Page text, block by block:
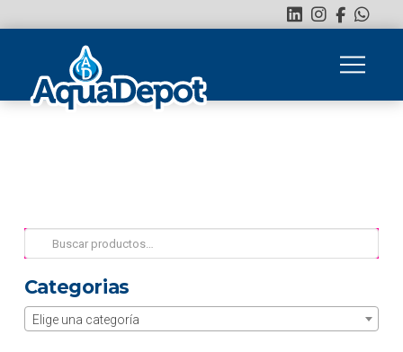
Buscar
por:
Categorias
Elige una categoría